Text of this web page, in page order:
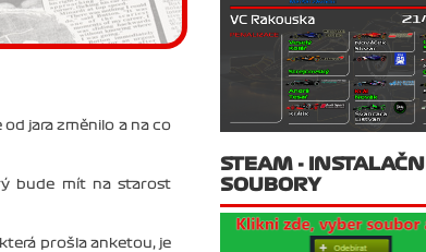
jara změnilo a na co
bude mít na starost
prošla anketou, je
STEAM - INSTALAČNÍ
SOUBORY